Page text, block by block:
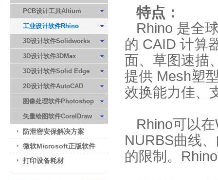
PCB设计工具Altium
工业设计软件Rhino
3D设计软件Solidworks
3D设计软件3DMax
3D设计软件Solid Edge
2D设计软件AutoCAD
图像处理软件Photoshop
矢量绘图软件CorelDraw
防泄密安保解决方案
微软Microsoft正版软件
打印设备耗材
特点：
Rhino 是全
的 CAID 计算
面、草图速描
提供 Mesh塑
效换能力佳、
Rhino可以
NURBS曲线
的限制。